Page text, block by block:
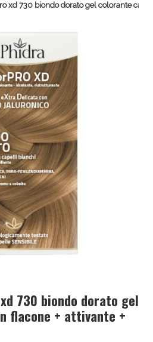
xd 730 biondo dorato gel colorante
730 biondo dorato gel
flacone + attivante +
Sconti fino al 55% validi
per OGGI!
oggi Sconto extra fino al